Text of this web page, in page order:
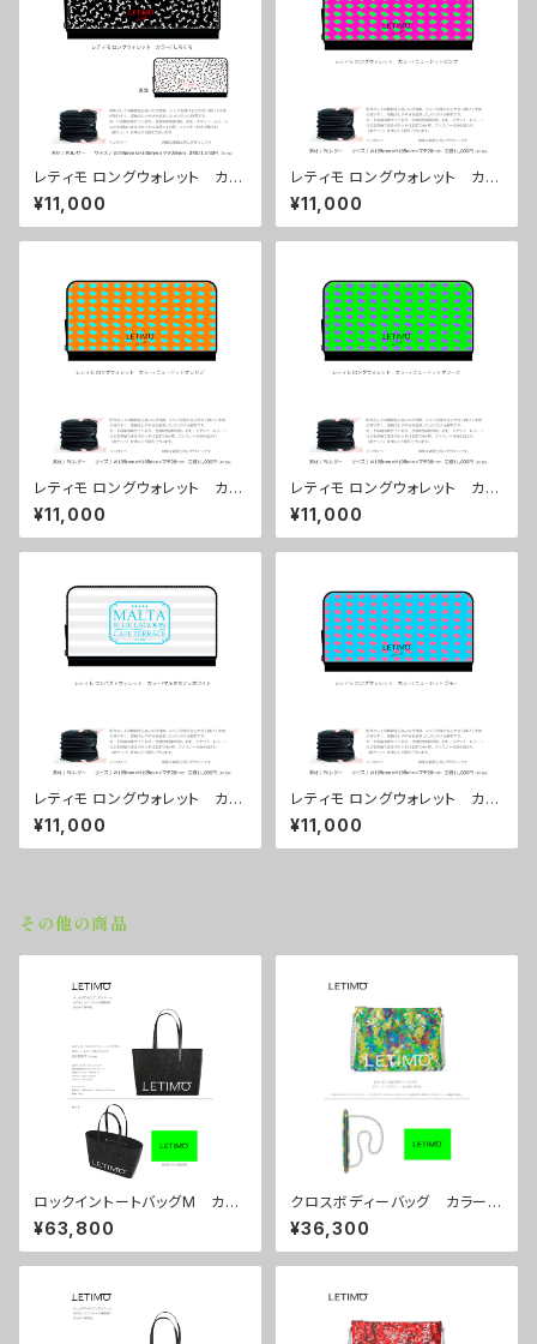
レティモ ロングウォレット カラ
ー/しろくろ ■配送まで３週間
¥11,000
レティモ ロングウォレット カラ
ー/ ニュードットピンク ■配送
まで３週間
¥11,000
レティモ ロングウォレット カラ
ー/ ニュードットオレンジ ■配
送まで３週間
¥11,000
レティモ ロングウォレット カラ
ー/ ニュードットグリーン ■配
送まで３週間
¥11,000
レティモ ロングウォレット カラ
ー/マルタカフェホワイト ■配
送まで３週間
¥11,000
レティモ ロングウォレット カラ
ー/ ニュードットブルー ■配送
まで３週間
¥11,000
その他の商品
ロックイントートバッグM カラ
ー/ミストラルブラック ■配送
まで約１か月
¥63,800
クロスボディーバッグ カラー/
リーフスグリーン ■配送まで
約１か月
¥36,300